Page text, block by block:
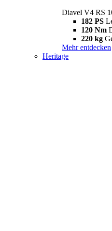
Diavel V4 RS
182 PS
120 Nm
220 kg
Mehr entdecken
Heritage